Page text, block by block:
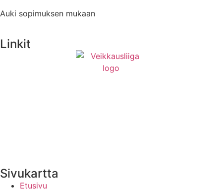
Auki sopimuksen mukaan
Linkit
Sivukartta
Etusivu